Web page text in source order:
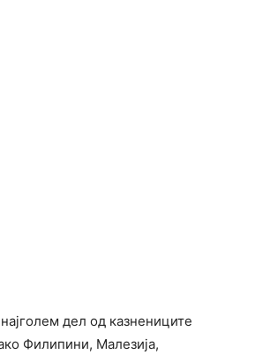
дел од казнениците
Филипини, Малезија,